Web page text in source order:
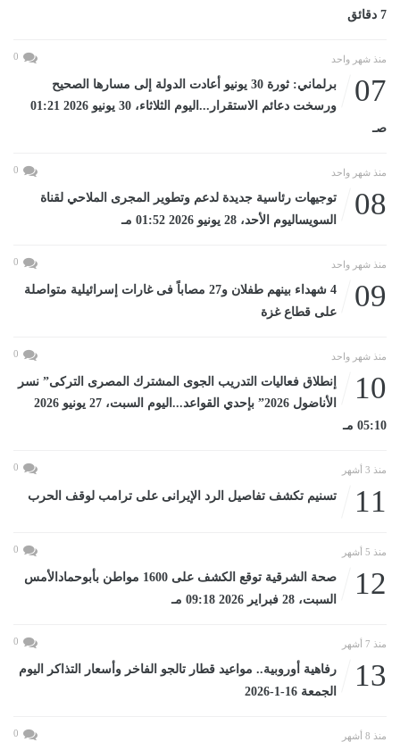
7 دقائق
منذ شهر واحد 0
07
برلماني: ثورة 30 يونيو أعادت الدولة إلى مسارها الصحيح
ورسخت دعائم الاستقرار...اليوم الثلاثاء، 30 يونيو 2026 01:21
صـ
منذ شهر واحد 0
08
توجيهات رئاسية جديدة لدعم وتطوير المجرى الملاحي لقناة
السويساليوم الأحد، 28 يونيو 2026 01:52 مـ
منذ شهر واحد 0
09
4 شهداء بينهم طفلان و27 مصاباً فى غارات إسرائيلية متواصلة
على قطاع غزة
منذ شهر واحد 0
10
إنطلاق فعاليات التدريب الجوى المشترك المصرى التركى” نسر
الأناضول 2026” بإحدي القواعد...اليوم السبت، 27 يونيو 2026
05:10 مـ
منذ 3 أشهر 0
11 تسنيم تكشف تفاصيل الرد الإيرانى على ترامب لوقف الحرب
منذ 5 أشهر 0
12
صحة الشرقية توقع الكشف على 1600 مواطن بأبوحمادالأمس
السبت، 28 فبراير 2026 09:18 مـ
منذ 7 أشهر 0
13
رفاهية أوروبية.. مواعيد قطار تالجو الفاخر وأسعار التذاكر اليوم
الجمعة 16-1-2026
منذ 8 أشهر 0